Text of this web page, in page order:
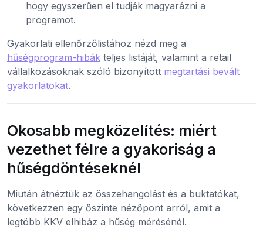
hogy egyszerűen el tudják magyarázni a
programot.
Gyakorlati ellenőrzőlistához nézd meg a
hűségprogram-hibák teljes listáját, valamint a retail
vállalkozásoknak szóló bizonyított megtartási bevált
gyakorlatokat.
Okosabb megközelítés: miért
vezethet félre a gyakoriság a
hűségdöntéseknél
Miután átnéztük az összehangolást és a buktatókat,
következzen egy őszinte nézőpont arról, amit a
legtöbb KKV elhibáz a hűség mérésénél.